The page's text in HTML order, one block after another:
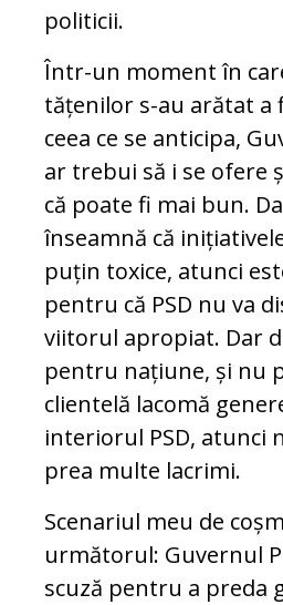
politicii.
Într-un moment în
tă­țe­nilor s-au arătat a
ceea ce se anticipa,
ar trebui să i se ofere
că poate fi mai bun.
înseamnă că
puțin toxice, atunci
pentru că PSD nu va
viitorul apropiat. Dar
pentru națiune, și nu
clientelă lacomă
interiorul PSD, atunci
prea multe la­crimi.
Scenariul meu de
următorul: Guvernul
scuză pentru a preda